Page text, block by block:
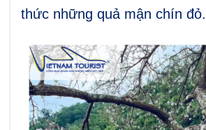
thức những quả mận chín đỏ.